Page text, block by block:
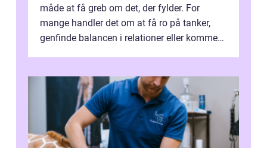
måde at få greb om det, der fylder. For
mange handler det om at få ro på tanker,
genfinde balancen i relationer eller komme